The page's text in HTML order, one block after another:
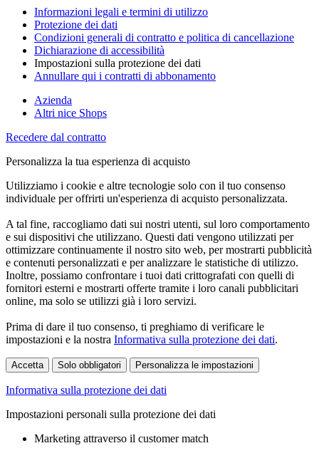
Informazioni legali e termini di utilizzo
Protezione dei dati
Condizioni generali di contratto e politica di cancellazione
Dichiarazione di accessibilità
Impostazioni sulla protezione dei dati
Annullare qui i contratti di abbonamento
Azienda
Altri nice Shops
Recedere dal contratto
Personalizza la tua esperienza di acquisto
Utilizziamo i cookie e altre tecnologie solo con il tuo consenso
individuale per offrirti un'esperienza di acquisto personalizzata.
A tal fine, raccogliamo dati sui nostri utenti, sul loro comportamento
e sui dispositivi che utilizzano. Questi dati vengono utilizzati per
ottimizzare continuamente il nostro sito web, per mostrarti pubblicità
e contenuti personalizzati e per analizzare le statistiche di utilizzo.
Inoltre, possiamo confrontare i tuoi dati crittografati con quelli di
fornitori esterni e mostrarti offerte tramite i loro canali pubblicitari
online, ma solo se utilizzi già i loro servizi.
Prima di dare il tuo consenso, ti preghiamo di verificare le
impostazioni e la nostra Informativa sulla protezione dei dati.
Accetta Solo obbligatori Personalizza le impostazioni
Informativa sulla protezione dei dati
Impostazioni personali sulla protezione dei dati
Marketing attraverso il customer match